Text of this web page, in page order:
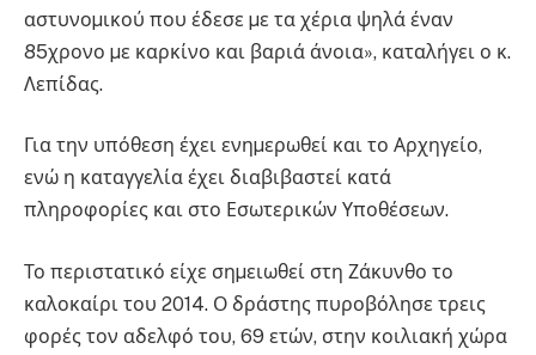
αστυνοµικού που έδεσε µε τα χέρια ψηλά έναν
85χρονο µε καρκίνο και βαριά άνοια», καταλήγει ο κ.
Λεπίδας.
Για την υπόθεση έχει ενηµερωθεί και το Αρχηγείο,
ενώ η καταγγελία έχει διαβιβαστεί κατά
πληροφορίες και στο Εσωτερικών Υποθέσεων.
Το περιστατικό είχε σηµειωθεί στη Ζάκυνθο το
καλοκαίρι του 2014. Ο δράστης πυροβόλησε τρεις
φορές τον αδελφό του, 69 ετών, στην κοιλιακή χώρα